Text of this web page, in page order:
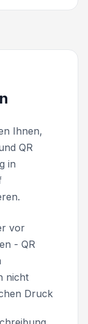
Ihnen,
QR
in
vor
- QR
nicht
Druck